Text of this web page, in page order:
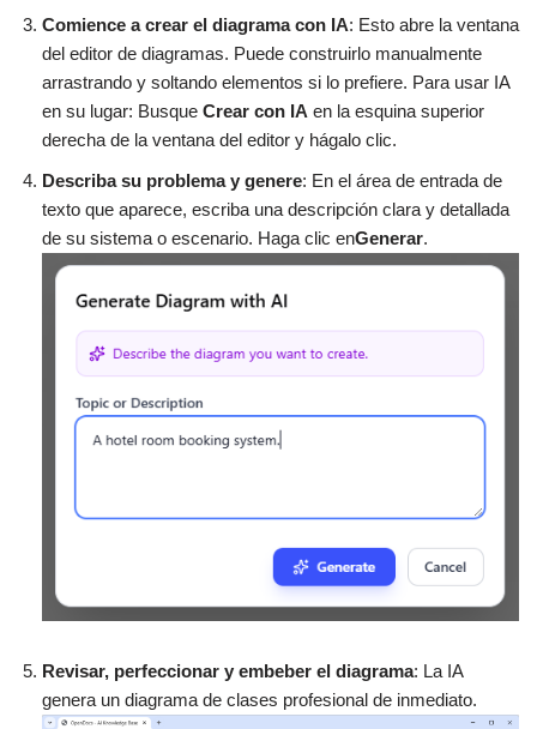
Comience a crear el diagrama con IA: Esto abre la ventana
del editor de diagramas. Puede construirlo manualmente
arrastrando y soltando elementos si lo prefiere. Para usar IA
en su lugar: Busque Crear con IA en la esquina superior
derecha de la ventana del editor y hágalo clic.
Describa su problema y genere: En el área de entrada de
texto que aparece, escriba una descripción clara y detallada
de su sistema o escenario. Haga clic enGenerar.
Revisar, perfeccionar y embeber el diagrama: La IA
genera un diagrama de clases profesional de inmediato.